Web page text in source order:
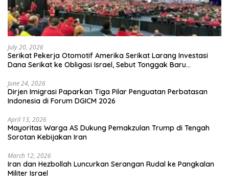
July 20, 2026
Serikat Pekerja Otomotif Amerika Serikat Larang Investasi
Dana Serikat ke Obligasi Israel, Sebut Tonggak Baru
June 24, 2026
Dirjen Imigrasi Paparkan Tiga Pilar Penguatan Perbatasan
Indonesia di Forum DGICM 2026
April 13, 2026
Mayoritas Warga AS Dukung Pemakzulan Trump di Tengah
Sorotan Kebijakan Iran
March 12, 2026
Iran dan Hezbollah Luncurkan Serangan Rudal ke Pangkalan
Militer Israel